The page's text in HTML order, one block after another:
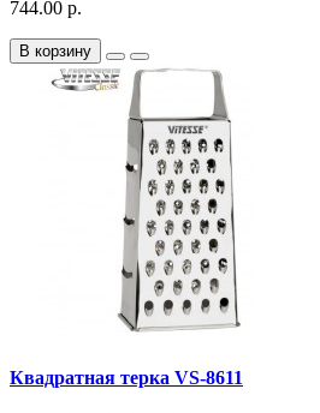
744.00 р.
В корзину
Квадратная терка VS-8611